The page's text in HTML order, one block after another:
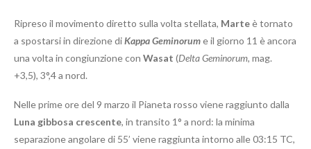
Ripreso il movimento diretto sulla volta stellata, Marteè tornato
a spostarsi in direzione diKappa Geminorume il giorno 11 è ancora
una volta in congiunzione con Wasat (Delta Geminorum, mag.
+3,5), 3°,4 a nord.
Nelle prime ore del 9 marzo il Pianeta rosso viene raggiunto dalla
Luna gibbosa crescente, in transito 1° a nord: la minima
separazione angolare di 55’ viene raggiunta intorno alle 03:15 TC,